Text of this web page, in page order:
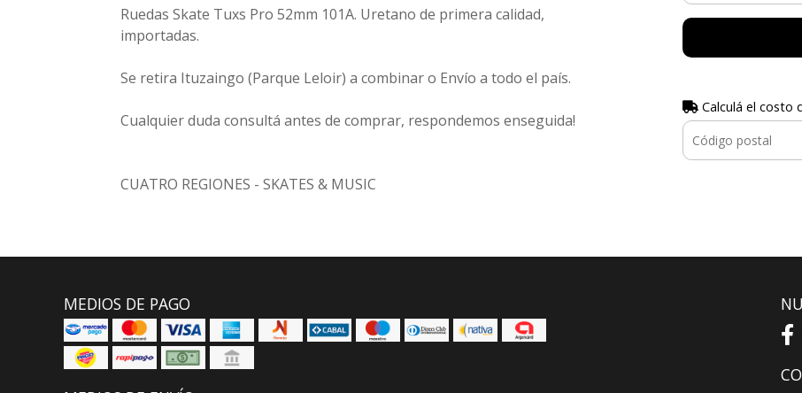
Ruedas Skate Tuxs Pro 52mm 101A. Uretano de primera calidad,
importadas.
Se retira Ituzaingo (Parque Leloir) a combinar o Envío a todo el país.
Cualquier duda consultá antes de comprar, respondemos enseguida!
CUATRO REGIONES - SKATES & MUSIC
Calculá el costo
MEDIOS DE PAGO